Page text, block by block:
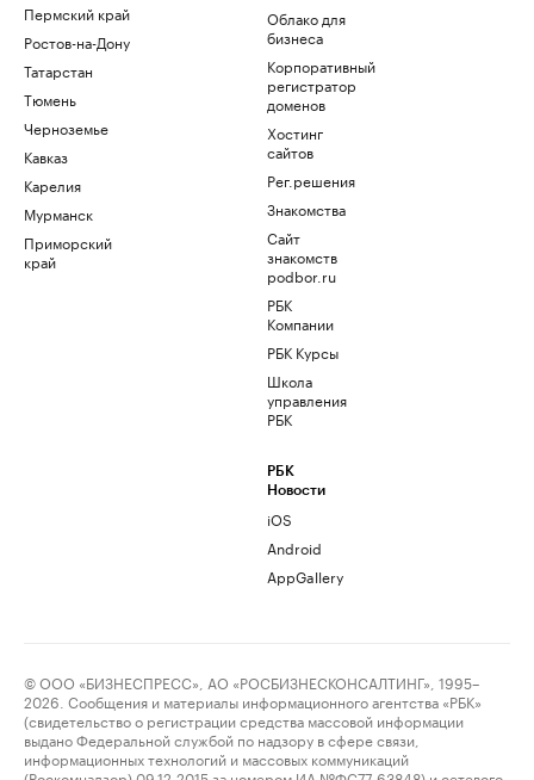
Пермский край
Ростов-на-Дону
Татарстан
Тюмень
Черноземье
Кавказ
Карелия
Мурманск
Приморский
край
Облако для
бизнеса
Корпоративный
регистратор
доменов
Хостинг
сайтов
Рег.решения
Знакомства
Сайт
знакомств
podbor.ru
РБК
Компании
РБК Курсы
Школа
управления
РБК
РБК
Новости
iOS
Android
AppGallery
© ООО «БИЗНЕСПРЕСС», АО «РОСБИЗНЕСКОНСАЛТИНГ», 1995–
2026. Сообщения и материалы информационного агентства «РБК»
(свидетельство о регистрации средства массовой информации
выдано Федеральной службой по надзору в сфере связи,
информационных технологий и массовых коммуникаций